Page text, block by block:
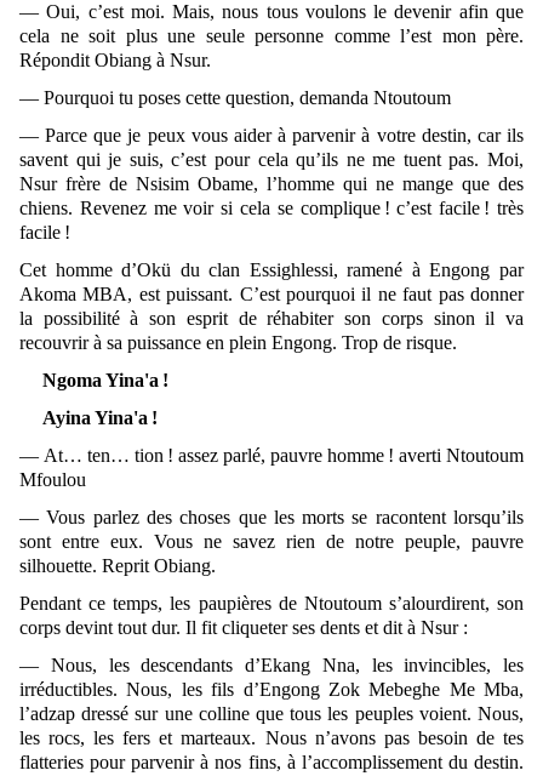
— Oui, c’est moi. Mais, nous tous voulons le devenir afin que
cela ne soit plus une seule personne comme l’est mon père.
Répondit Obiang à Nsur.
— Pourquoi tu poses cette question, demanda Ntoutoum
— Parce que je peux vous aider à parvenir à votre destin, car ils
savent qui je suis, c’est pour cela qu’ils ne me tuent pas. Moi,
Nsur frère de Nsisim Obame, l’homme qui ne mange que des
chiens. Revenez me voir si cela se complique ! c’est facile ! très
facile !
Cet homme d’Okü du clan Essighlessi, ramené à Engong par
Akoma MBA, est puissant. C’est pourquoi il ne faut pas donner
la possibilité à son esprit de réhabiter son corps sinon il va
recouvrir à sa puissance en plein Engong. Trop de risque.
Ngoma Yina'a !
Ayina Yina'a !
— At… ten… tion ! assez parlé, pauvre homme ! averti Ntoutoum
Mfoulou
— Vous parlez des choses que les morts se racontent lorsqu’ils
sont entre eux. Vous ne savez rien de notre peuple, pauvre
silhouette. Reprit Obiang.
Pendant ce temps, les paupières de Ntoutoum s’alourdirent, son
corps devint tout dur. Il fit cliqueter ses dents et dit à Nsur :
— Nous, les descendants d’Ekang Nna, les invincibles, les
irréductibles. Nous, les fils d’Engong Zok Mebeghe Me Mba,
l’adzap dressé sur une colline que tous les peuples voient. Nous,
les rocs, les fers et marteaux. Nous n’avons pas besoin de tes
flatteries pour parvenir à nos fins, à l’accomplissement du destin.